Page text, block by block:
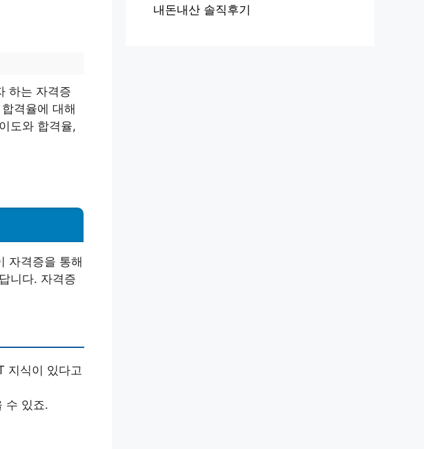
하는 자격증
격율에 대해
도와 합격율,
자격증을 통해
니다. 자격증
지식이 있다고
수 있죠.
내돈내산 솔직후기